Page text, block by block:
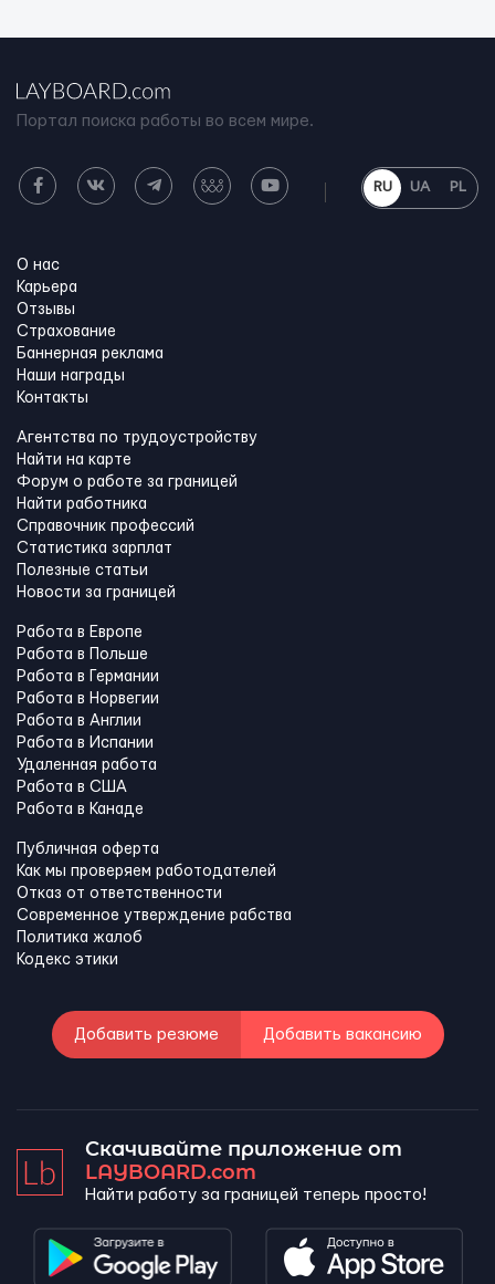
Портал поиска работы во всем мире.
RU UA PL
О нас
Карьера
Отзывы
Страхование
Баннерная реклама
Наши награды
Контакты
Агентства по трудоустройству
Найти на карте
Форум о работе за границей
Найти работника
Справочник профессий
Статистика зарплат
Полезные статьи
Новости за границей
Работа в Европе
Работа в Польше
Работа в Германии
Работа в Норвегии
Работа в Англии
Работа в Испании
Удаленная работа
Работа в США
Работа в Канадe
Публичная оферта
Как мы проверяем работодателей
Отказ от ответственности
Современное утверждение рабства
Политика жалоб
Кодекс этики
Добавить резюме Добавить вакансию
Скачивайте приложение от
LAYBOARD.com
Найти работу за границей теперь просто!